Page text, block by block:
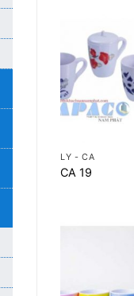
LY - CA
CA 19